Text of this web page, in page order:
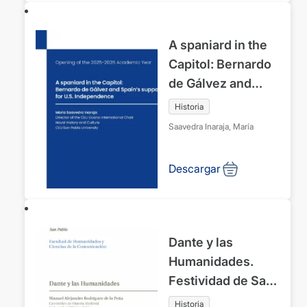
A spaniard in the
Capitol: Bernardo
de Gálvez and
Spain’s support
for U.S.
Historia
Saavedra Inaraja, María
Descargar
Dante y las
Humanidades.
Festividad de San
Isidoro de Sevilla y
Historia